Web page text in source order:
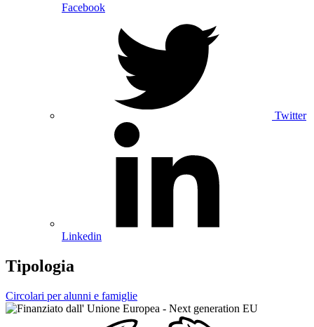
Facebook
Twitter
Linkedin
Tipologia
Circolari per alunni e famiglie